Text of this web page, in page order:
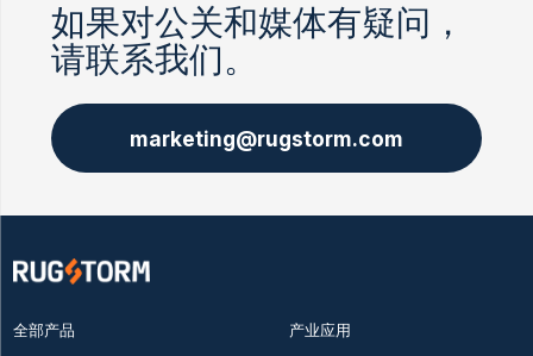
如果对公关和媒体有疑问，
请联系我们。
marketing@rugstorm.com
全部产品 产业应用